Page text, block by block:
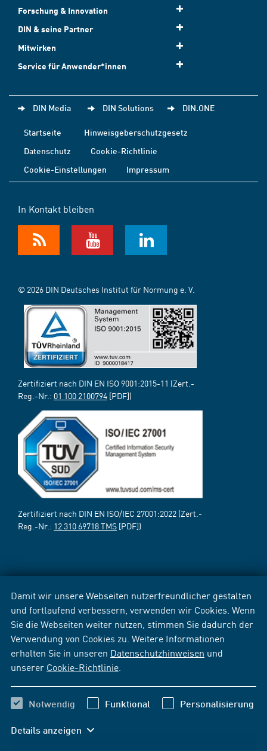
Damit wir unsere Webseiten nutzerfreundlicher gestalten
und fortlaufend verbessern, verwenden wir Cookies. Wenn
Sie die Webseiten weiter nutzen, stimmen Sie dadurch der
Verwendung von Cookies zu. Weitere Informationen
erhalten Sie in unseren Datenschutzhinweisen und
unserer Cookie-Richtlinie
Notwendig Funktional Personalisierung
Details anzeigen
Forschung & Innovation
DIN & seine Partner
Mitwirken
Service für Anwender*innen
DIN Media DIN Solutions DIN.ONE
Startseite
Hinweisgeberschutzgesetz
Datenschutz
Cookie-Richtlinie
Cookie-Einstellungen
Impressum
In Kontakt bleiben
© 2026 DIN Deutsches Institut für Normung e. V.
Zertifiziert nach DIN EN ISO 9001:2015-11 (Zert.-
Reg.-Nr.: 01 100 2100794 [PDF])
Zertifiziert nach DIN EN ISO/IEC 27001:2022 (Zert.-
Reg.-Nr.: 12 310 69718 TMS [PDF])